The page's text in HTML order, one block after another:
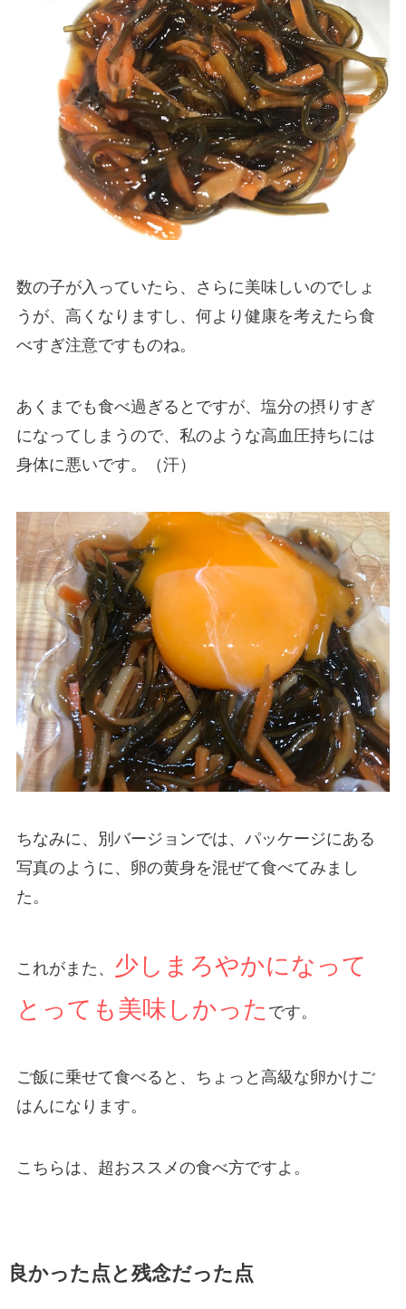
数の子が入っていたら、さらに美味しいのでしょ
うが、高くなりますし、何より健康を考えたら食
べすぎ注意ですものね。
あくまでも食べ過ぎるとですが、塩分の摂りすぎ
になってしまうので、私のような高血圧持ちには
身体に悪いです。（汗）
ちなみに、別バージョンでは、パッケージにある
写真のように、卵の黄身を混ぜて食べてみまし
た。
これがまた、 少しまろやかになって
とっても美味しかった です。
ご飯に乗せて食べると、ちょっと高級な卵かけご
はんになります。
こちらは、超おススメの食べ方ですよ。
良かった点と残念だった点